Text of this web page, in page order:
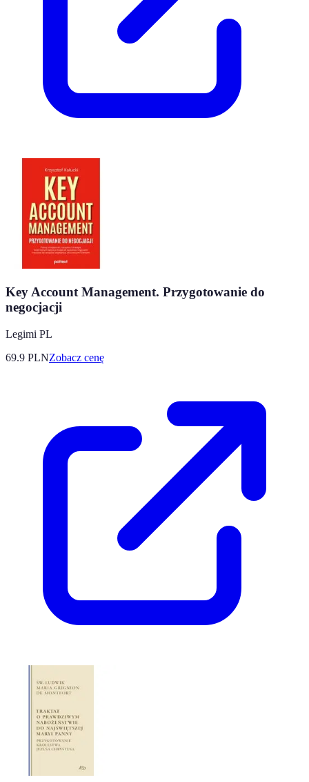
Key Account Management. Przygotowanie do
negocjacji
Legimi PL
69.9 PLNZobacz cenę